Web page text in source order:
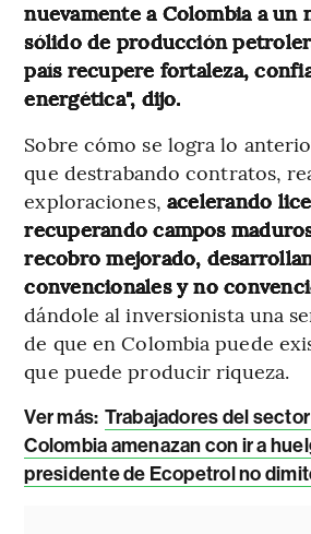
nuevamente a Colombia a un
sólido de producción
país recupere fortaleza,
energética", dijo.
Sobre cómo se logra lo
que destrabando contratos,
exploraciones, acelerando
recuperando campos
recobro mejorado,
convencionales y no
dándole al inversionista una
de que en Colombia puede
que puede producir riqueza.
Ver más: Trabajadores del
Colombia amenazan con ir a
presidente de Ecopetrol no